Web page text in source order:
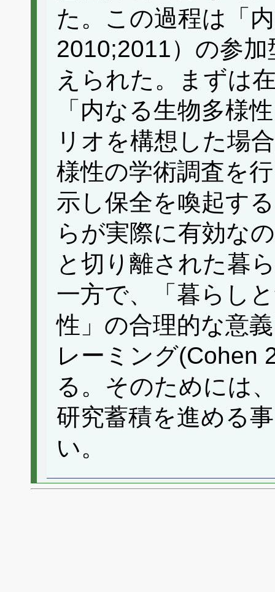
た。この過程は「
2010;2011）の参
えられた。まずは
「内なる生物多様
リオを構想した場
様性の学術調査を
示し保全を喚起す
らが実際に有効な
と切り離された暮
一方で、「暮らし
性」の合理的な意
レーミング(Cohen
る。そのためには
研究蓄積を進める
い。